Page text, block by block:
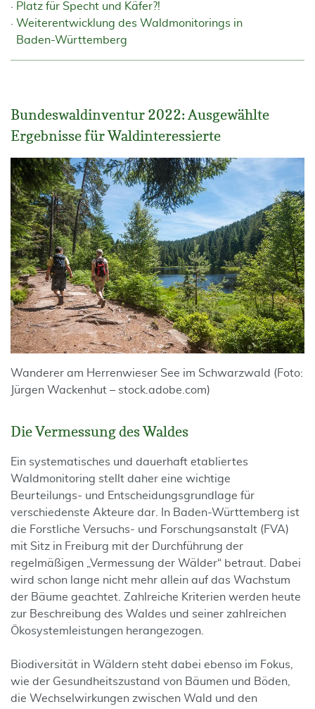
Platz für Specht und Käfer?!
Weiterentwicklung des Waldmonitorings in
Baden-Württemberg
Bundeswaldinventur 2022: Ausgewählte
Ergebnisse für Waldinteressierte
Wanderer am Herrenwieser See im Schwarzwald (Foto:
Jürgen Wackenhut – stock.adobe.com)
Die Vermessung des Waldes
Ein systematisches und dauerhaft etabliertes
Waldmonitoring stellt daher eine wichtige
Beurteilungs- und Entscheidungsgrundlage für
verschiedenste Akteure dar. In Baden-Württemberg ist
die Forstliche Versuchs- und Forschungsanstalt (FVA)
mit Sitz in Freiburg mit der Durchführung der
regelmäßigen „Vermessung der Wälder“ betraut. Dabei
wird schon lange nicht mehr allein auf das Wachstum
der Bäume geachtet. Zahlreiche Kriterien werden heute
zur Beschreibung des Waldes und seiner zahlreichen
Ökosystemleistungen herangezogen.
Biodiversität in Wäldern steht dabei ebenso im Fokus,
wie der Gesundheitszustand von Bäumen und Böden,
die Wechselwirkungen zwischen Wald und den